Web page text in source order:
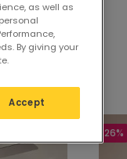
-26%
as well as
By giving your
Accept